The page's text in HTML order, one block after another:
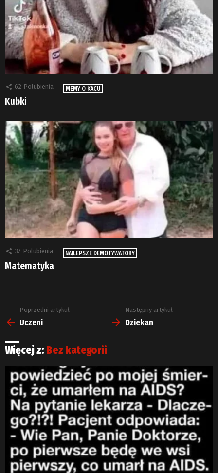
62 Polubienia MEMY O KACU
Kubki
37 Polubienia NAJLEPSZE DEMOTYWATORY
Matematyka
Zobacz
więcej
Poprzedni artykuł
Uczeni
Następny artykuł
Dziekan
Więcej z: Bez kategorii